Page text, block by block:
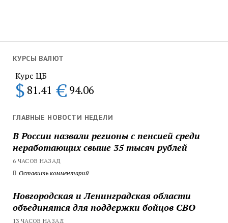
КУРСЫ ВАЛЮТ
Курс ЦБ
$ 81.41 € 94.06
ГЛАВНЫЕ НОВОСТИ НЕДЕЛИ
В России назвали регионы с пенсией среди
неработающих свыше 35 тысяч рублей
6 ЧАСОВ НАЗАД
Оставить комментарий
Новгородская и Ленинградская области
объединятся для поддержки бойцов СВО
13 ЧАСОВ НАЗАД